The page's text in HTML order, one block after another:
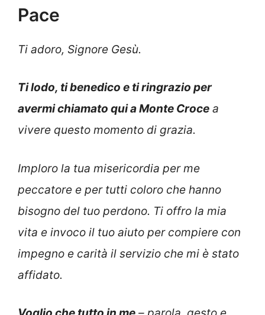
Pace
Ti adoro, Signore Gesù.
Ti lodo, ti benedico e ti ringrazio per
avermi chiamato qui a Monte Croce a
vivere questo momento di grazia.
Imploro la tua misericordia per me
peccatore e per tutti coloro che hanno
bisogno del tuo perdono. Ti offro la mia
vita e invoco il tuo aiuto per compiere con
impegno e carità il servizio che mi è stato
affidato.